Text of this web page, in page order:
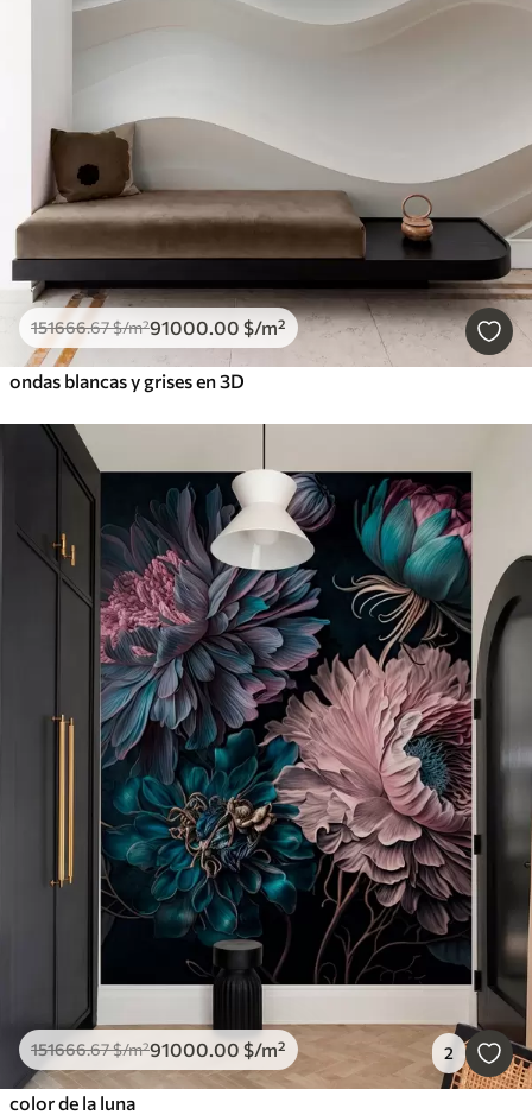
151666.67$/m²91000.00 $/m²
ondas blancas y grises en 3D
151666.67$/m²91000 .00 $/m² 2
color de la luna